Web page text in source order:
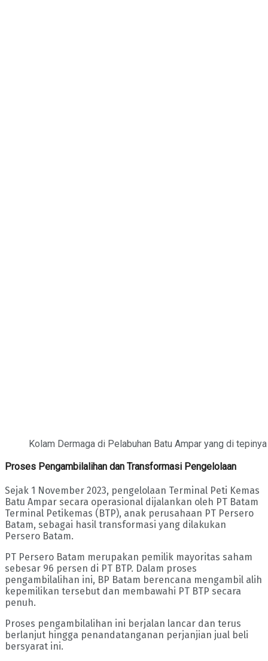
Kolam Dermaga di Pelabuhan Batu Ampar yang di
Proses Pengambilalihan dan Transformasi Pengelolaan
Sejak 1 November 2023, pengelolaan Terminal Peti Kemas
Batu Ampar secara operasional dijalankan oleh PT Batam
Terminal Petikemas (BTP), anak perusahaan PT Persero
Batam, sebagai hasil transformasi yang dilakukan
Persero Batam.
PT Persero Batam merupakan pemilik mayoritas saham
sebesar 96 persen di PT BTP. Dalam proses
pengambilalihan ini, BP Batam berencana mengambil alih
kepemilikan tersebut dan membawahi PT BTP secara
penuh.
Proses pengambilalihan ini berjalan lancar dan terus
berlanjut hingga penandatanganan perjanjian jual beli
bersyarat ini.